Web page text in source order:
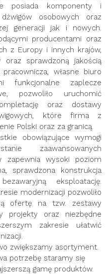
posiada komponenty i
osobowych oraz
generacji jak i nowych.
producentami oraz
z Europy i innych krajów,
sprawdzoną jakością
własne biuro
zaplecze
pozwoliło uruchomić
oraz dostawy
które firma z
Polski oraz za granicą.
obowiązujące wymogi
zaawansowanych
zapewnia wysoki poziom
sprawdzona konstrukcja
eksploatację.
modernizacji pozwoliło
ofertę na tzw. zestawy
projekty oraz niezbędne
zakresie ułatwić
zwiększamy asortyment.
potrzebę staramy się
gamę produktów.